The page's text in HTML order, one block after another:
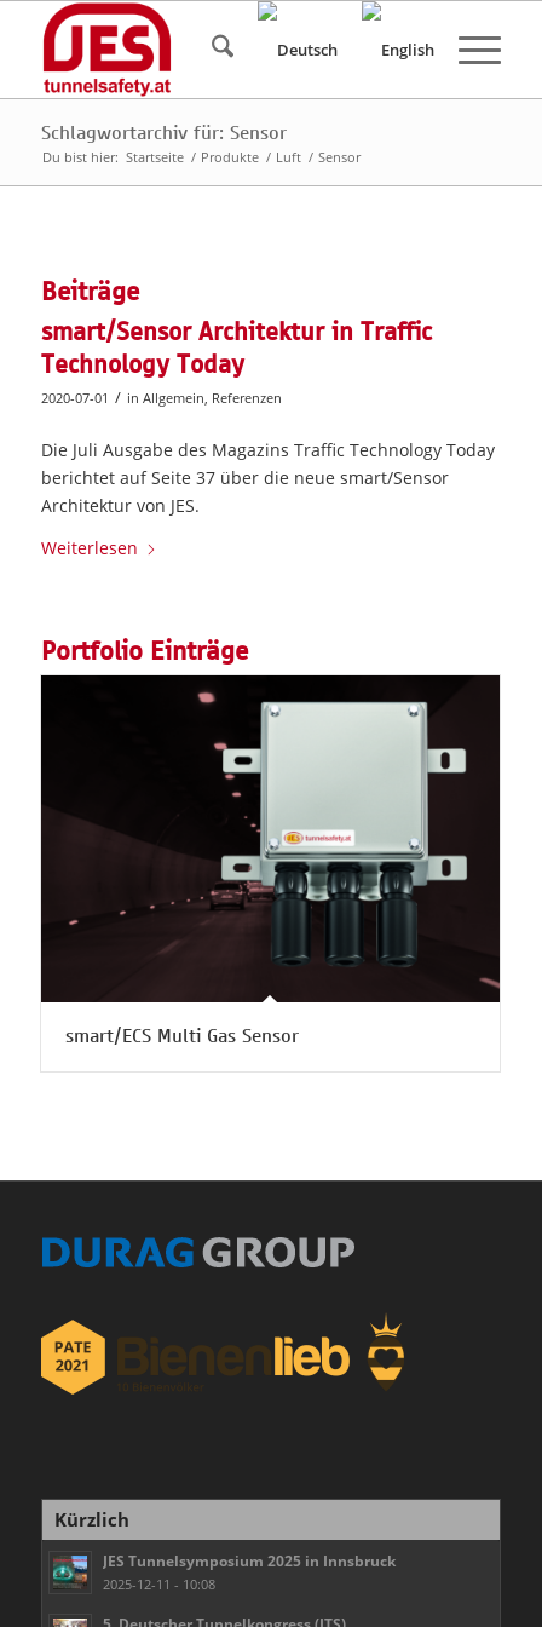
Schlagwortarchiv für: Sensor
Du bist hier: Startseite / Produkte / Luft / Sensor
Beiträge
smart/Sensor Architektur in Traffic
Technology Today
2020-07-01 / in Allgemein, Referenzen
Die Juli Ausgabe des Magazins Traffic Technology Today
berichtet auf Seite 37 über die neue smart/Sensor
Architektur von JES.
Weiterlesen
Portfolio Einträge
smart/ECS Multi Gas Sensor
Kürzlich
JES Tunnelsymposium 2025 in Innsbruck
2025-12-11 - 10:08